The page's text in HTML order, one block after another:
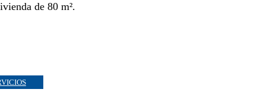
de 80 m².